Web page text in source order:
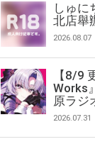
しゅに
北店舉
2026.08.07
【8/9
Works
原ラジ
2026.07.31